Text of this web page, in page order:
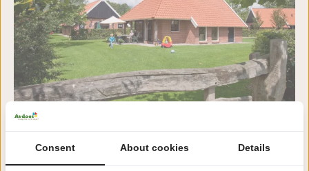
Midweek
Bungalow Typ Kapscheune
Consent About cookies Details